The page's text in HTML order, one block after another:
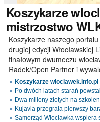
Koszykarze
mistrzostwo
Koszykarze naszego
drugiej edycji Włocławskiej
finałowym dwumeczu
Radek/Open Partner i
Koszykarze
Po dwóch latach starań
Dwa miliony złotych na
Kujavia przegrała pierwszy
Samorząd Włocławka